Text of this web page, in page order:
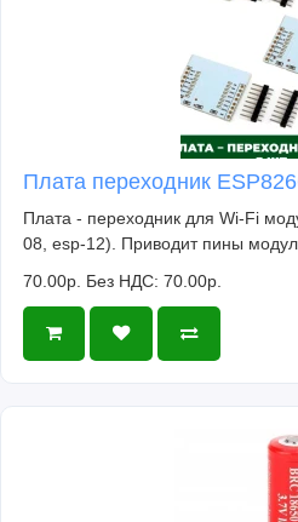
Плата переходник
Плата - переходник для Wi-Fi
08, esp-12). Приводит пины
70.00р. Без НДС: 70.00р.